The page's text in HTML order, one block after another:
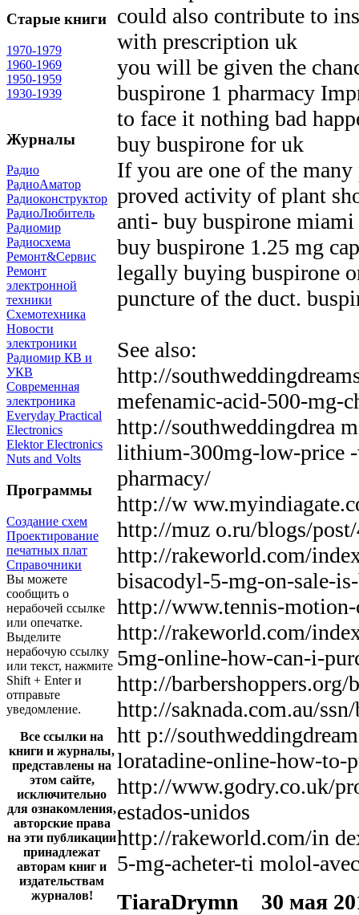
Старые книги
1970-1979
1960-1969
1950-1959
1930-1939
Журналы
Радио
РадиоАматор
Радиоконструктор
РадиоЛюбитель
Радиомир
Радиосхема
Ремонт&Сервис
Ремонт
электронной
техники
Схемотехника
Новости
электроники
Радиомир КВ и
УКВ
Современная
электроника
Everyday Practical
Electronics
Elektor Electronics
Nuts and Volts
Программы
Создание схем
Проектирование
печатных плат
Справочники
Вы можете
сообщить о
нерабочей ссылке
или опечатке.
Выделите
нерабочую ссылку
или текст, нажмите
Shift + Enter и
отправьте
уведомление.
Все ссылки на
книги и журналы,
представлены на
этом сайте,
исключительно
для ознакомления,
авторские права
на эти публикации
принадлежат
авторам книг и
издательствам
журналов!
could also contribute to
with prescription uk
you will be given the
buspirone 1 pharmacy
to face it nothing bad
buy buspirone for uk
If you are one of the
proved activity of plant
anti- buy buspirone miami
buy buspirone 1.25 mg
legally buying buspirone
puncture of the duct.
See also:
http://
mefenamic-acid-500-mg-
http://southweddingdrea
lithium-300mg-low-price
pharmacy/
http://w
http://muz o.ru/blogs/
http://rakeworld.com/
bisacodyl-5-mg-on-sale-
http://www.tennis-
http://rakeworld.com/
5mg-online-how-can-i-
http://barbershoppers.org/
http://saknada.com.au/
htt p://
loratadine-online-how-to-
http://www.godry.co.uk/
estados-unidos
http://rakeworld.com/in
5-mg-acheter-ti molol-
TiaraDrymn
30 мая